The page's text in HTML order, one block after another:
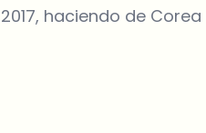
haciendo de